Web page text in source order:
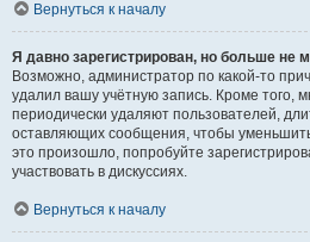
Вернуться к началу
Я давно зарегистрирован, но больше не
Возможно, администратор по какой-то
удалил вашу учётную запись. Кроме того,
периодически удаляют пользователей,
оставляющих сообщения, чтобы
это произошло, попробуйте
участвовать в дискуссиях.
Вернуться к началу